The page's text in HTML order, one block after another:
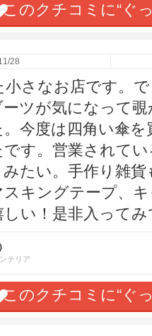
このクチコミに“ぐ
28
さなお店です。
ツが気になって
今度は四角い傘
す。営業されて
たい。手作り雑
キングテープ、
い！是非入って
テリア
このクチコミに“ぐ